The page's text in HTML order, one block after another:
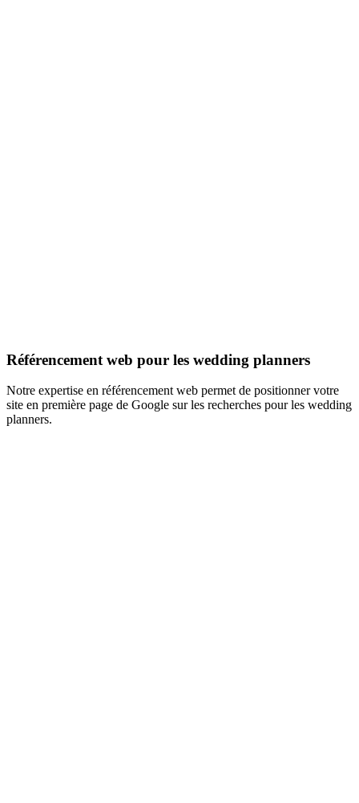
Référencement web pour les wedding planners
Notre expertise en référencement web permet de positionner votre
site en première page de Google sur les recherches pour les wedding
planners.